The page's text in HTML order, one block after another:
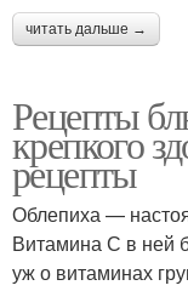
читать дальше →
Рецепты
крепкого
рецепты
Облепиха —
Витамина С в ней
уж о витаминах